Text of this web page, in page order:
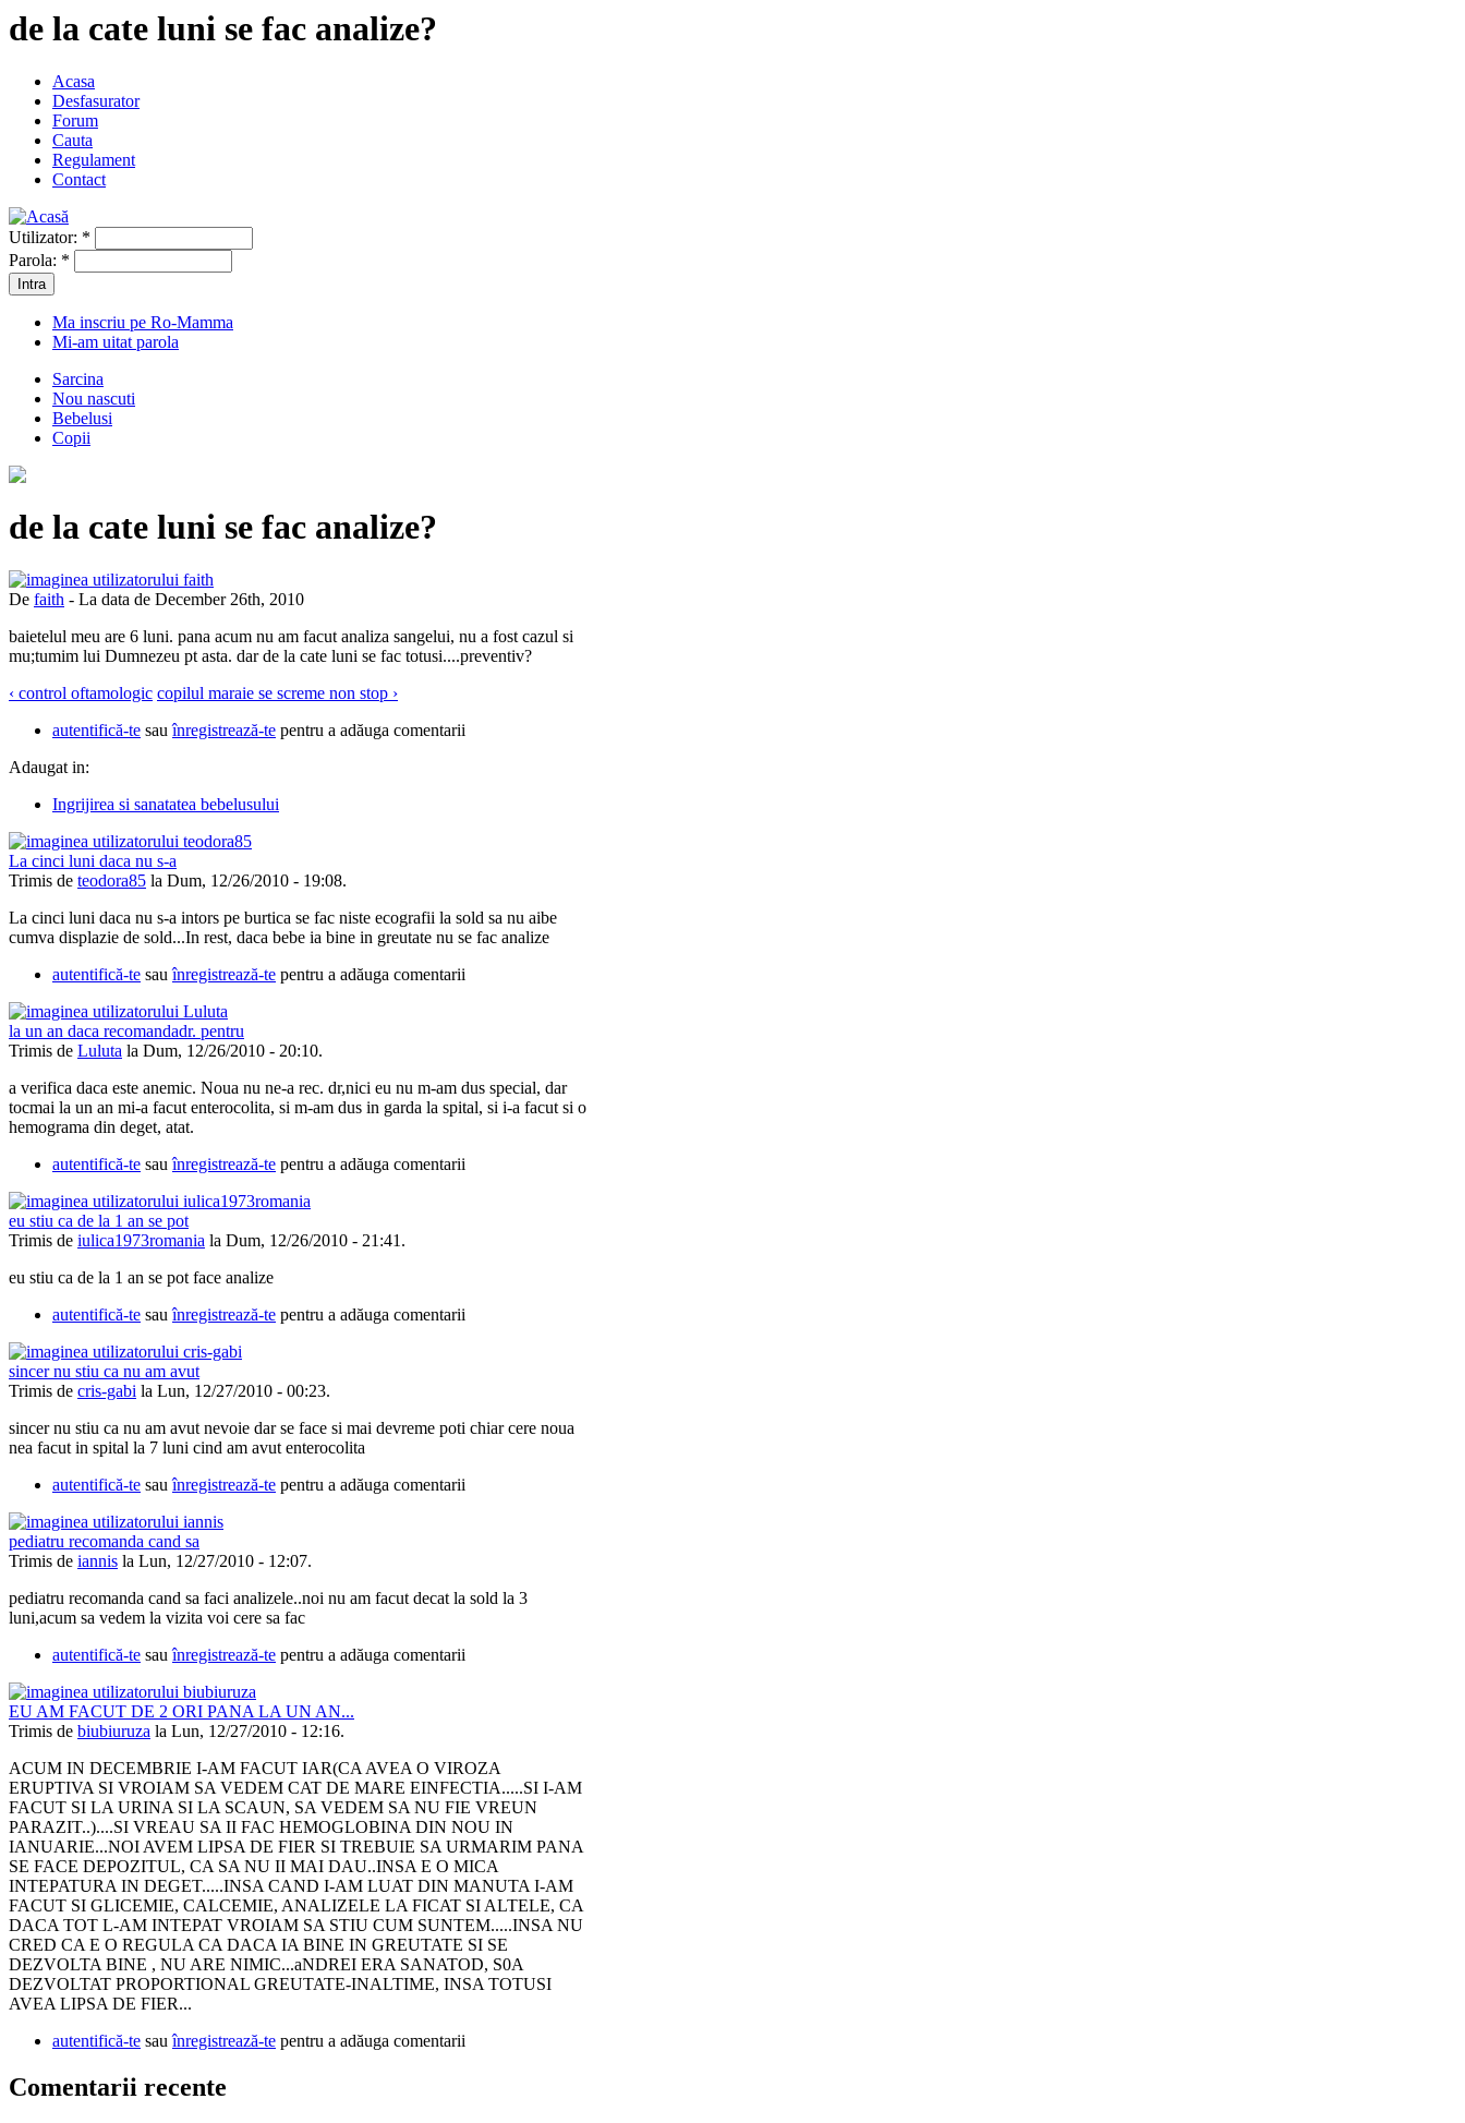
de la cate luni se fac analize?
Acasa
Desfasurator
Forum
Cauta
Regulament
Contact
Utilizator: *
Parola: *
Ma inscriu pe Ro-Mamma
Mi-am uitat parola
Sarcina
Nou nascuti
Bebelusi
Copii
de la cate luni se fac analize?
De faith - La data de December 26th, 2010
baietelul meu are 6 luni. pana acum nu am facut analiza sangelui, nu a fost cazul si
mu;tumim lui Dumnezeu pt asta. dar de la cate luni se fac totusi....preventiv?
‹ control oftamologic copilul maraie se screme non stop ›
autentifică-te sauînregistrează-te pentru a adăuga comentarii
Adaugat in:
Ingrijirea si sanatatea bebelusului
La cinci luni daca nu s-a
Trimis de teodora85 la Dum, 12/26/2010 - 19:08.
La cinci luni daca nu s-a intors pe burtica se fac niste ecografii la sold sa nu aibe
cumva displazie de sold...In rest, daca bebe ia bine in greutate nu se fac analize
autentifică-te sauînregistrează-te pentru a adăuga comentarii
la un an daca recomandadr. pentru
Trimis de Luluta la Dum, 12/26/2010 - 20:10.
a verifica daca este anemic. Noua nu ne-a rec. dr,nici eu nu m-am dus special, dar
tocmai la un an mi-a facut enterocolita, si m-am dus in garda la spital, si i-a facut si o
hemograma din deget, atat.
autentifică-te sauînregistrează-te pentru a adăuga comentarii
eu stiu ca de la 1 an se pot
Trimis de iulica1973romania la Dum, 12/26/2010 - 21:41.
eu stiu ca de la 1 an se pot face analize
autentifică-te sauînregistrează-te pentru a adăuga comentarii
sincer nu stiu ca nu am avut
Trimis de cris-gabi la Lun, 12/27/2010 - 00:23.
sincer nu stiu ca nu am avut nevoie dar se face si mai devreme poti chiar cere noua
nea facut in spital la 7 luni cind am avut enterocolita
autentifică-te sauînregistrează-te pentru a adăuga comentarii
pediatru recomanda cand sa
Trimis de iannis la Lun, 12/27/2010 - 12:07.
pediatru recomanda cand sa faci analizele..noi nu am facut decat la sold la 3
luni,acum sa vedem la vizita voi cere sa fac
autentifică-te sauînregistrează-te pentru a adăuga comentarii
EU AM FACUT DE 2 ORI PANA LA UN AN...
Trimis de biubiuruza la Lun, 12/27/2010 - 12:16.
ACUM IN DECEMBRIE I-AM FACUT IAR(CA AVEA O VIROZA
ERUPTIVA SI VROIAM SA VEDEM CAT DE MARE EINFECTIA.....SI I-AM
FACUT SI LA URINA SI LA SCAUN, SA VEDEM SA NU FIE VREUN
PARAZIT..)....SI VREAU SA II FAC HEMOGLOBINA DIN NOU IN
IANUARIE...NOI AVEM LIPSA DE FIER SI TREBUIE SA URMARIM PANA
SE FACE DEPOZITUL, CA SA NU II MAI DAU..INSA E O MICA
INTEPATURA IN DEGET.....INSA CAND I-AM LUAT DIN MANUTA I-AM
FACUT SI GLICEMIE, CALCEMIE, ANALIZELE LA FICAT SI ALTELE, CA
DACA TOT L-AM INTEPAT VROIAM SA STIU CUM SUNTEM.....INSA NU
CRED CA E O REGULA CA DACA IA BINE IN GREUTATE SI SE
DEZVOLTA BINE , NU ARE NIMIC...aNDREI ERA SANATOD, S0A
DEZVOLTAT PROPORTIONAL GREUTATE-INALTIME, INSA TOTUSI
AVEA LIPSA DE FIER...
autentifică-te sauînregistrează-te pentru a adăuga comentarii
Comentarii recente